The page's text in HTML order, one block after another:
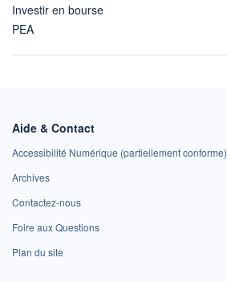
Investir en bourse
PEA
Aide & Contact
Accessibilité Numérique (partiellement conforme)
Archives
Contactez-nous
Foire aux Questions
Plan du site